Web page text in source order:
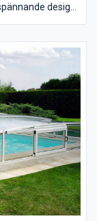
design,
kompakt
kanalplast uppe